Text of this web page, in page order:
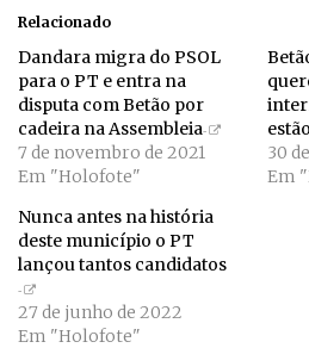
Relacionado
Dandara migra do PSOL
para o PT e entra na
disputa com Betão por
cadeira na Assembleia
7 de novembro de 2021
Em "Holofote"
30
Em
Nunca antes na história
deste município o PT
lançou tantos candidatos
27 de junho de 2022
Em "Holofote"